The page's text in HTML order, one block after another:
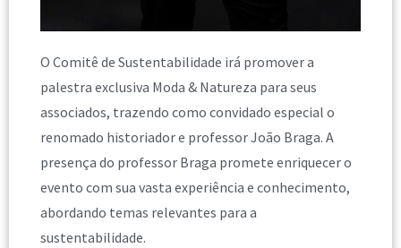
O Comitê de Sustentabilidade irá promover a
palestra exclusiva Moda & Natureza para seus
associados, trazendo como convidado especial o
renomado historiador e professor João Braga. A
presença do professor Braga promete enriquecer o
evento com sua vasta experiência e conhecimento,
abordando temas relevantes para a
sustentabilidade.